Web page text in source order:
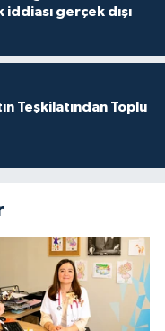
iddiası gerçek dışı
Teşkilatından Toplu